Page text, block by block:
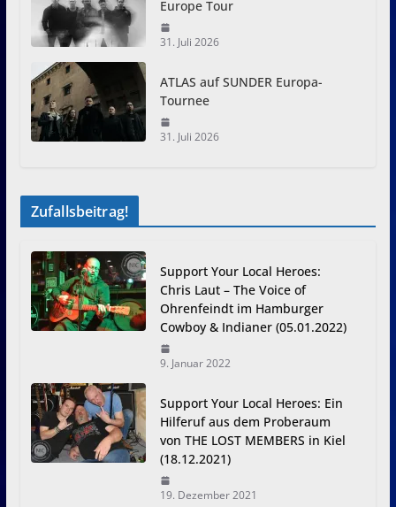
Europe Tour
31. Juli 2026
ATLAS auf SUNDER Europa-
Tournee
31. Juli 2026
Zufallsbeitrag!
Support Your Local Heroes:
Chris Laut – The Voice of
Ohrenfeindt im Hamburger
Cowboy & Indianer (05.01.2022)
9. Januar 2022
Support Your Local Heroes: Ein
Hilferuf aus dem Proberaum
von THE LOST MEMBERS in Kiel
(18.12.2021)
19. Dezember 2021